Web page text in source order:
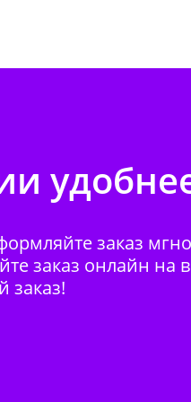
заказ
заказ онлайн на
заказ!